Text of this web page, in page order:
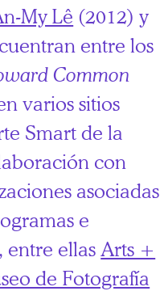
My Lê (2012) y
entre los
Common
varios sitios
Smart de la
con
asociadas
e
entre ellas Arts +
de Fotografía